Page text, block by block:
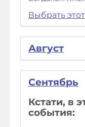
Выбрать
Август
Сентябрь
Кстати, в
события: